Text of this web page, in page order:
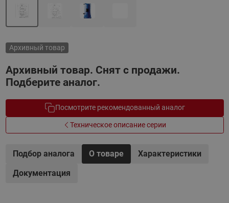
Архивный товар
Архивный товар. Снят с продажи.
Подберите аналог.
Посмотрите рекомендованный аналог
Техническое описание серии
Подбор аналога О товаре
Характеристики
Документация